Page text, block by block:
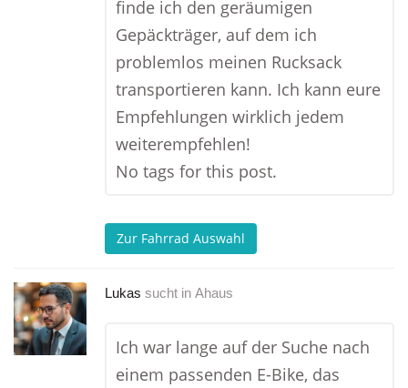
finde ich den geräumigen
Gepäckträger, auf dem ich
problemlos meinen Rucksack
transportieren kann. Ich kann eure
Empfehlungen wirklich jedem
weiterempfehlen!
No tags for this post.
Zur Fahrrad Auswahl
Lukas sucht in Ahaus
Ich war lange auf der Suche nach
einem passenden E-Bike, das